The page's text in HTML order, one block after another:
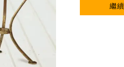
繼續